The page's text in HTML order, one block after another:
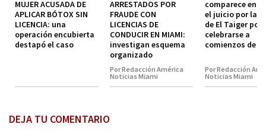
MUJER ACUSADA DE
APLICAR BÓTOX SIN
LICENCIA: una
operación encubierta
destapó el caso
ARRESTADOS POR
FRAUDE CON
LICENCIAS DE
CONDUCIR EN MIAMI:
investigan esquema
organizado
Por Redacción América
Noticias Miami
comparece en
el juicio por la
de El Taiger
celebrarse a
comienzos de
Por Redacción
Noticias Miami
DEJA TU COMENTARIO